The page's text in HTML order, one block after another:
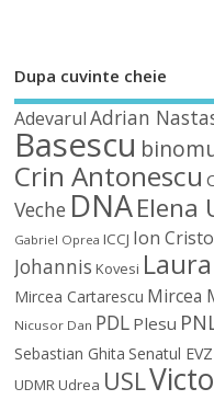
Dupa cuvinte cheie
Adevarul Adrian
Basescu
Crin Antonescu
Veche DNAElena
Gabriel Oprea ICCJ Ion
Johannis Kovesi
Mircea Cartarescu Mircea
Nicusor Dan PDL Plesu
Sebastian Ghita Senatul EVZ
UDMRUdrea USL